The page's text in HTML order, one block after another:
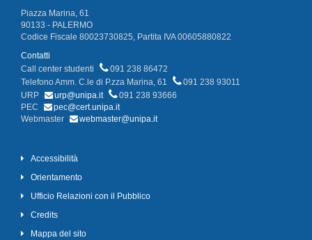
Piazza Marina, 61
90133 - PALERMO
Codice Fiscale 80023730825, Partita IVA 00605880822
Contatti
Call center studenti
091 238 86472
Telefono Amm. C.le di P.zza Marina, 61
091 238 93011
URP
urp@unipa.it
091 238 93666
PEC
pec@cert.unipa.it
Webmaster
webmaster@unipa.it
Accessibilità
Orientamento
Ufficio Relazioni con il Pubblico
Credits
Mappa del sito